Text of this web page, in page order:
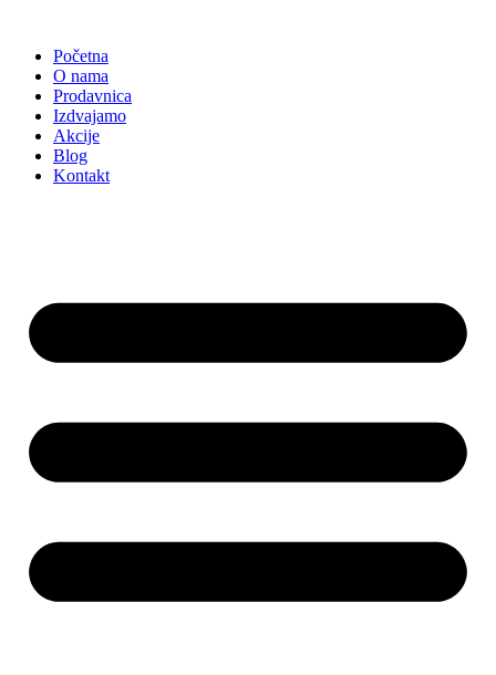
sadržajPočetna
O nama
Prodavnica
Izdvajamo
Akcije
Blog
Kontakt